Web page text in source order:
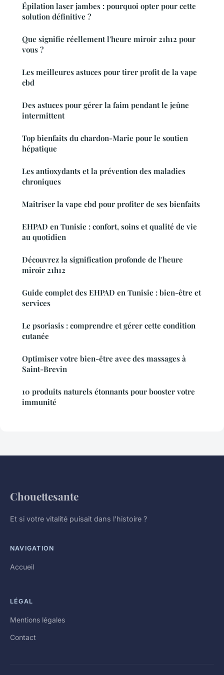
Épilation laser jambes : pourquoi opter pour cette
solution définitive ?
Que signifie réellement l'heure miroir 21h12 pour
vous ?
Les meilleures astuces pour tirer profit de la vape
cbd
Des astuces pour gérer la faim pendant le jeûne
intermittent
Top bienfaits du chardon-Marie pour le soutien
hépatique
Les antioxydants et la prévention des maladies
chroniques
Maîtriser la vape cbd pour profiter de ses bienfaits
EHPAD en Tunisie : confort, soins et qualité de vie
au quotidien
Découvrez la signification profonde de l'heure
miroir 21h12
Guide complet des EHPAD en Tunisie : bien-être et
services
Le psoriasis : comprendre et gérer cette condition
cutanée
Optimiser votre bien-être avec des massages à
Saint-Brevin
10 produits naturels étonnants pour booster votre
immunité
Chouettesante
Et si votre vitalité puisait dans l'histoire ?
NAVIGATION
Accueil
LÉGAL
Mentions légales
Contact